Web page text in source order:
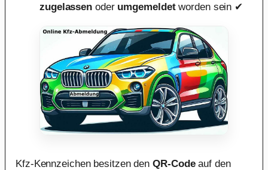
zugelassen oder umgemeldetworden sein ✔︎
Kfz-Kennzeichen besitzen denQR-Codeauf den